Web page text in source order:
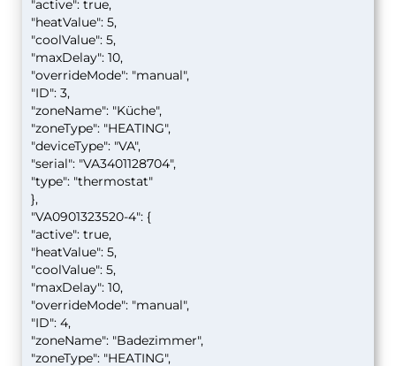
"active": true,
"heatValue": 5,
"coolValue": 5,
"maxDelay": 10,
"overrideMode": "manual",
"ID": 3,
"zoneName": "Küche",
"zoneType": "HEATING",
"deviceType": "VA",
"serial": "VA3401128704",
"type": "thermostat"
},
"VA0901323520-4": {
"active": true,
"heatValue": 5,
"coolValue": 5,
"maxDelay": 10,
"overrideMode": "manual",
"ID": 4,
"zoneName": "Badezimmer",
"zoneType": "HEATING",